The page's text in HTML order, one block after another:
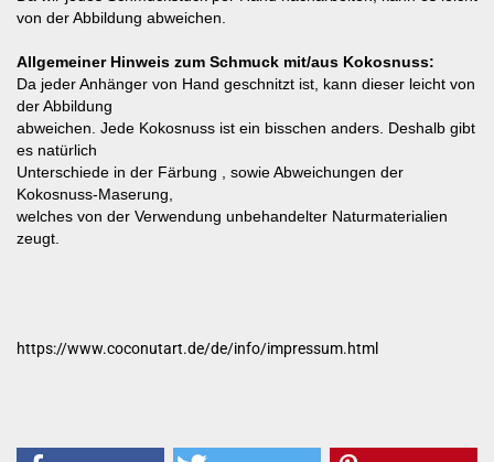
von der Abbildung abweichen.
Allgemeiner Hinweis zum Schmuck mit/aus Kokosnuss:
Da jeder Anhänger von Hand geschnitzt ist, kann dieser leicht von
der Abbildung
abweichen. Jede Kokosnuss ist ein bisschen anders. Deshalb gibt
es natürlich
Unterschiede in der Färbung , sowie Abweichungen der
Kokosnuss-Maserung,
welches von der Verwendung unbehandelter Naturmaterialien
zeugt.
https://www.coconutart.de/de/info/impressum.html